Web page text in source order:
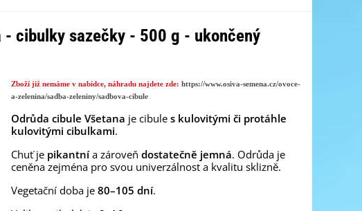
cibulky sazečky - 500 g - ukončený
Zboží již nemáme v nabídce, náhradu najdete zde: https://www.osiva-semena.cz/ovoce-
a-zelenina/sadba-zeleniny/sadbova-cibule
Odrůda cibule Všetana je cibule s kulovitými či protáhle
kulovitými cibulkami.
Chuť je pikantnía zároveň dostatečně jemná. Odrůda je
ceněna zejména pro svou univerzálnost a kvalitu sklizně.
Vegetační doba je 80–105 dní.